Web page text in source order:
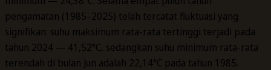
pengamatan (1985–2025) telah tercatat fluktuasi yang
signifikan: suhu maksimum rata-rata tertinggi terjadi pada
tahun 2024 — 41,52°C, sedangkan suhu minimum rata-rata
terendah di bulan Jun adalah 22,14°C pada tahun 1985.